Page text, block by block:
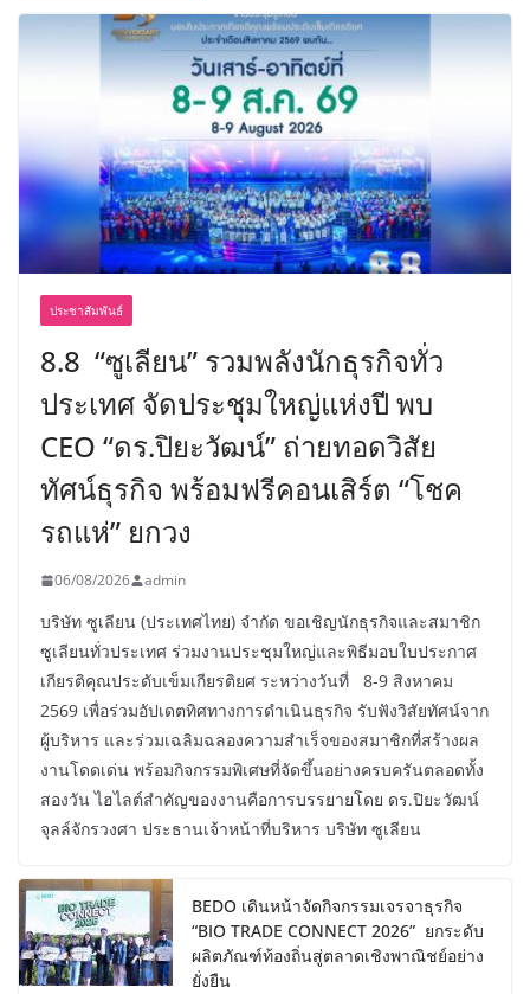
ประชาสัมพันธ์
8.8 “ซูเลียน” รวมพลังนักธุรกิจทั่ว
ประเทศ จัดประชุมใหญ่แห่งปี พบ
CEO “ดร.ปิยะวัฒน์” ถ่ายทอดวิสัย
ทัศน์ธุรกิจ พร้อมฟรีคอนเสิร์ต “โชค
รถแห่” ยกวง
06/08/2026 admin
บริษัท ซูเลียน (ประเทศไทย) จำกัด ขอเชิญนักธุรกิจและสมาชิก
ซูเลียนทั่วประเทศ ร่วมงานประชุมใหญ่และพิธีมอบใบประกาศ
เกียรติคุณประดับเข็มเกียรติยศ ระหว่างวันที่ 8-9 สิงหาคม
2569 เพื่อร่วมอัปเดตทิศทางการดำเนินธุรกิจ รับฟังวิสัยทัศน์จาก
ผู้บริหาร และร่วมเฉลิมฉลองความสำเร็จของสมาชิกที่สร้างผล
งานโดดเด่น พร้อมกิจกรรมพิเศษที่จัดขึ้นอย่างครบครันตลอดทั้ง
สองวัน ไฮไลต์สำคัญของงานคือการบรรยายโดย ดร.ปิยะวัฒน์
จุลล์จักรวงศา ประธานเจ้าหน้าที่บริหาร บริษัท ซูเลียน
BEDO เดินหน้าจัดกิจกรรมเจรจาธุรกิจ
“BIO TRADE CONNECT 2026” ยกระดับ
ผลิตภัณฑ์ท้องถิ่นสู่ตลาดเชิงพาณิชย์อย่าง
ยั่งยืน